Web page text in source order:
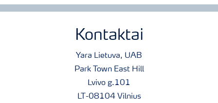
Kontaktai
Yara Lietuva, UAB
Park Town East Hill
Lvivo g.101
LT-08104 Vilnius